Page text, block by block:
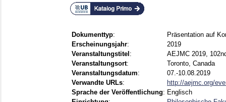
Dokumenttyp:
Präsentation auf
Erscheinungsjahr:
2019
Veranstaltungstitel :
AEJMC 2019,
Veranstaltungsort:
Toronto, Canada
Veranstaltungsdatum:
07.-10.08.2019
Verwandte URLs:
http://aejmc.org/
Sprache der Veröffentlichung: Englisch